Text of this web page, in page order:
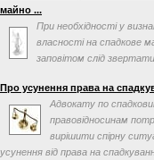
майно ...
При необхідності у
власності на спадкове
заповітом слід
Про усунення права на
Адвокату по
правовідносинам
вирішити спірну
усунення від права на